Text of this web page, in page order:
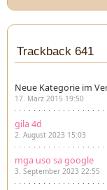
Trackback 641
Neue Kategorie im
17. März 2015 19:50
gila 4d
2. August 2023 15:03
mga uso sa google
3. September 2023 22:55